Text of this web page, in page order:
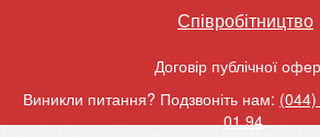
Співробітництво
Договір публічної
Виникли питання? Подзвоніть нам:
01 94.